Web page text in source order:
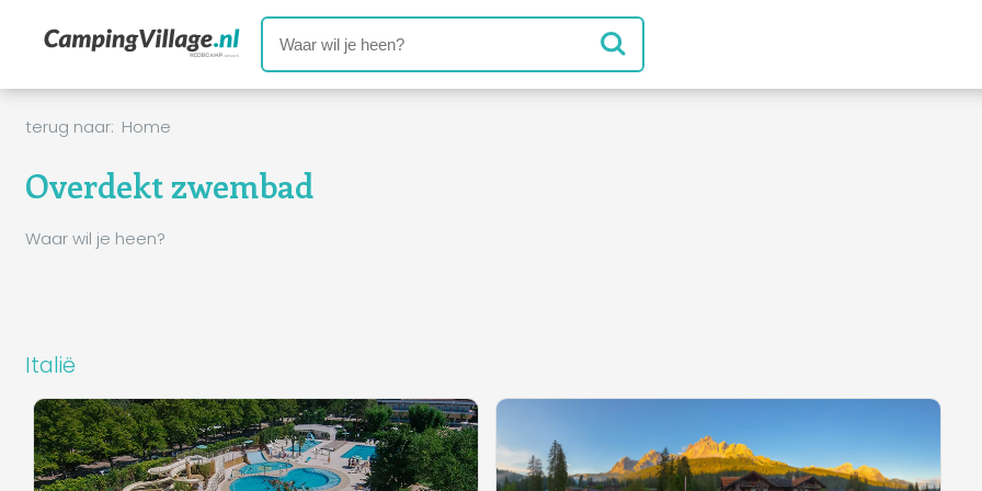
terug naar: Home
Overdekt zwembad
Waar wil je heen?
Italië